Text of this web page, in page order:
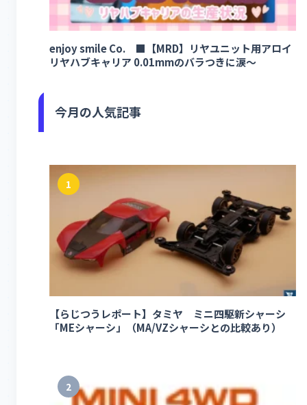
enjoy smile Co. ■【MRD】リヤユニット用アロイ
リヤハブキャリア 0.01mmのバラつきに涙～
今月の人気記事
1
【らじつうレポート】タミヤ ミニ四駆新シャーシ
「MEシャーシ」（MA/VZシャーシとの比較あり）
2